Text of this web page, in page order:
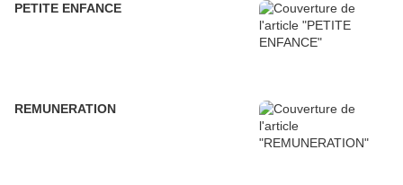
PETITE ENFANCE
REMUNERATION